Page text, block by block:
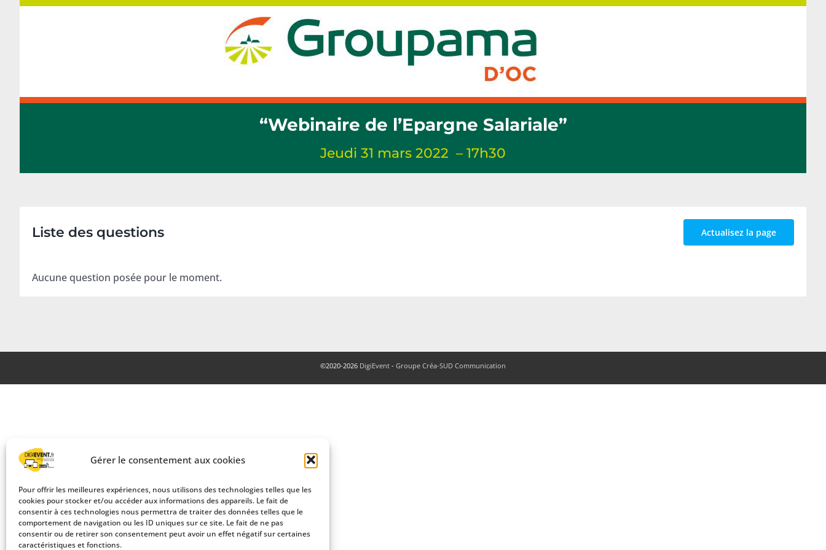
Gérer le consentement aux cookies
Pour offrir les meilleures expériences, nous utilisons des technologies telles que les
cookies pour stocker et/ou accéder aux informations des appareils. Le fait de
consentir à ces technologies nous permettra de traiter des données telles que le
comportement de navigation ou les ID uniques sur ce site. Le fait de ne pas
consentir ou de retirer son consentement peut avoir un effet négatif sur certaines
caractéristiques et fonctions.
Passer
“Webinaire de l’Epargne Salariale”
Jeudi 31 mars 2022 – 17h30
Liste des questions Actualisez la page
Aucune question posée pour le moment.
©2020-2026 DigiEvent - Groupe Créa-SUD Communication